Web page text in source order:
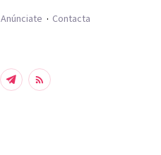
Anúnciate Contacta